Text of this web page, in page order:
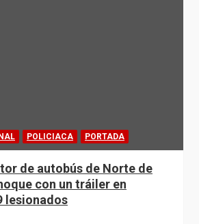
POLICIACA PORTADA
de autobús de Norte de
con un tráiler en
lesionados